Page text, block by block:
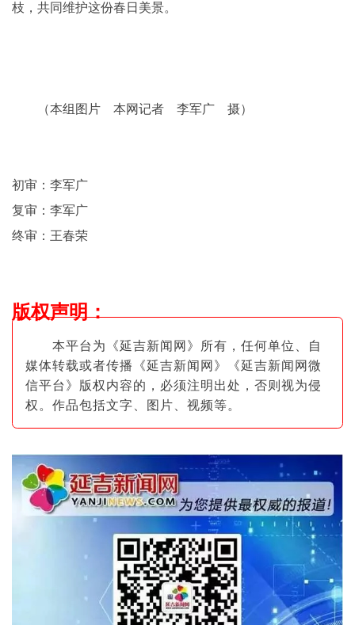
枝，共同维护这份春日美景。
（本组图片 本网记者 李军广 摄）
初审：李军广
复审：李军广
终审：王春荣
版权声明：
本平台为《延吉新闻网》所有，任何单位、自
媒体转载或者传播《延吉新闻网》《延吉新闻网微
信平台》版权内容的，必须注明出处，否则视为侵
权。作品包括文字、图片 、视频等。